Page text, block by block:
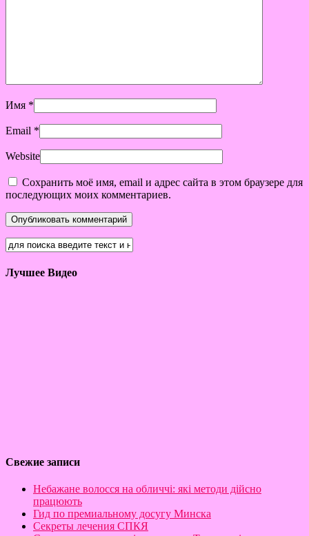
Имя *
Email *
Website
Сохранить моё имя, email и адрес сайта в этом браузере для
последующих моих комментариев.
Лучшее Видео
Свежие записи
Небажане волосся на обличчі: які методи дійсно
працюють
Гид по премиальному досугу Минска
Секреты лечения СПКЯ